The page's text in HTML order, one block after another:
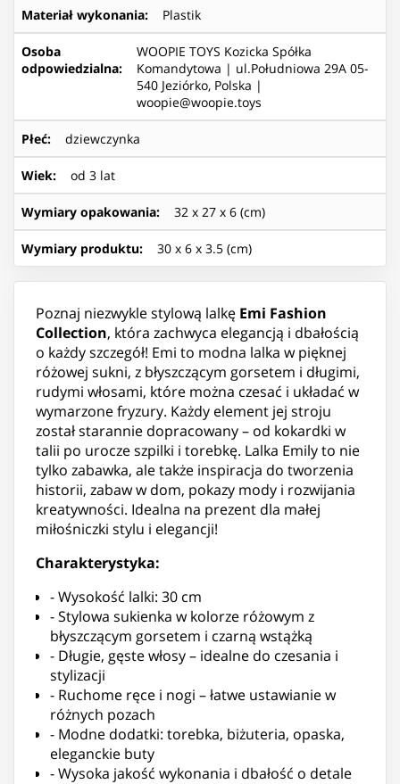
Materiał wykonania: Plastik
Osoba
odpowiedzialna:
WOOPIE TOYS Kozicka Spółka
Komandytowa | ul.Południowa 29A 05-
540 Jeziórko, Polska |
woopie@woopie.toys
Płeć: dziewczynka
Wiek: od 3 lat
Wymiary opakowania: 32 x 27 x 6 (cm)
Wymiary produktu: 30 x 6 x 3.5 (cm)
Poznaj niezwykle stylową lalkę Emi Fashion
Collection, która zachwyca elegancją i dbałością
o każdy szczegół! Emi to modna lalka w pięknej
różowej sukni, z błyszczącym gorsetem i długimi,
rudymi włosami, które można czesać i układać w
wymarzone fryzury. Każdy element jej stroju
został starannie dopracowany – od kokardki w
talii po urocze szpilki i torebkę. Lalka Emily to nie
tylko zabawka, ale także inspiracja do tworzenia
historii, zabaw w dom, pokazy mody i rozwijania
kreatywności. Idealna na prezent dla małej
miłośniczki stylu i elegancji!
Charakterystyka:
- Wysokość lalki: 30 cm
- Stylowa sukienka w kolorze różowym z
błyszczącym gorsetem i czarną wstążką
- Długie, gęste włosy – idealne do czesania i
stylizacji
- Ruchome ręce i nogi – łatwe ustawianie w
różnych pozach
- Modne dodatki: torebka, biżuteria, opaska,
eleganckie buty
- Wysoka jakość wykonania i dbałość o detale